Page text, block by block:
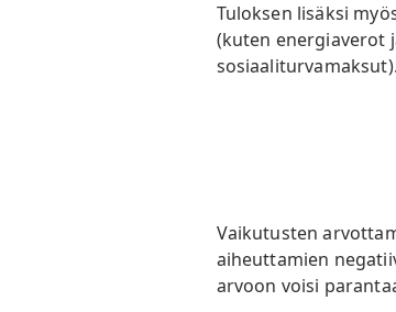
Tuloksen lisäksi
(kuten energiaverot
Vaikutusten
aiheuttamien
arvoon voisi